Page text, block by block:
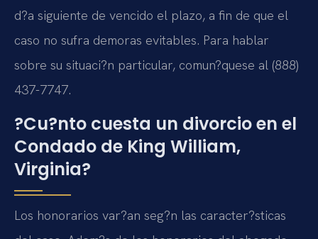
d?a siguiente de vencido el plazo, a fin de que el
caso no sufra demoras evitables. Para hablar
sobre su situaci?n particular, comun?quese al (888)
437-7747.
?Cu?nto cuesta un divorcio en el
Condado de King William,
Virginia?
Los honorarios var?an seg?n las caracter?sticas